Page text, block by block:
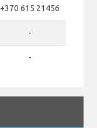
+370 615 21456
-
-